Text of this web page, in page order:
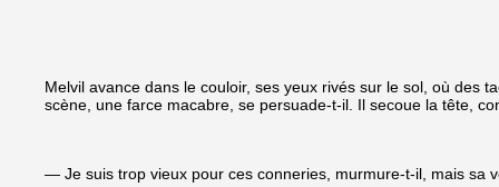
Melvil avance dans le couloir, ses yeux rivés sur le sol, où des
scène, une farce macabre, se persuade-t-il. Il secoue la tête,
— Je suis trop vieux pour ces conneries, murmure-t-il, mais sa